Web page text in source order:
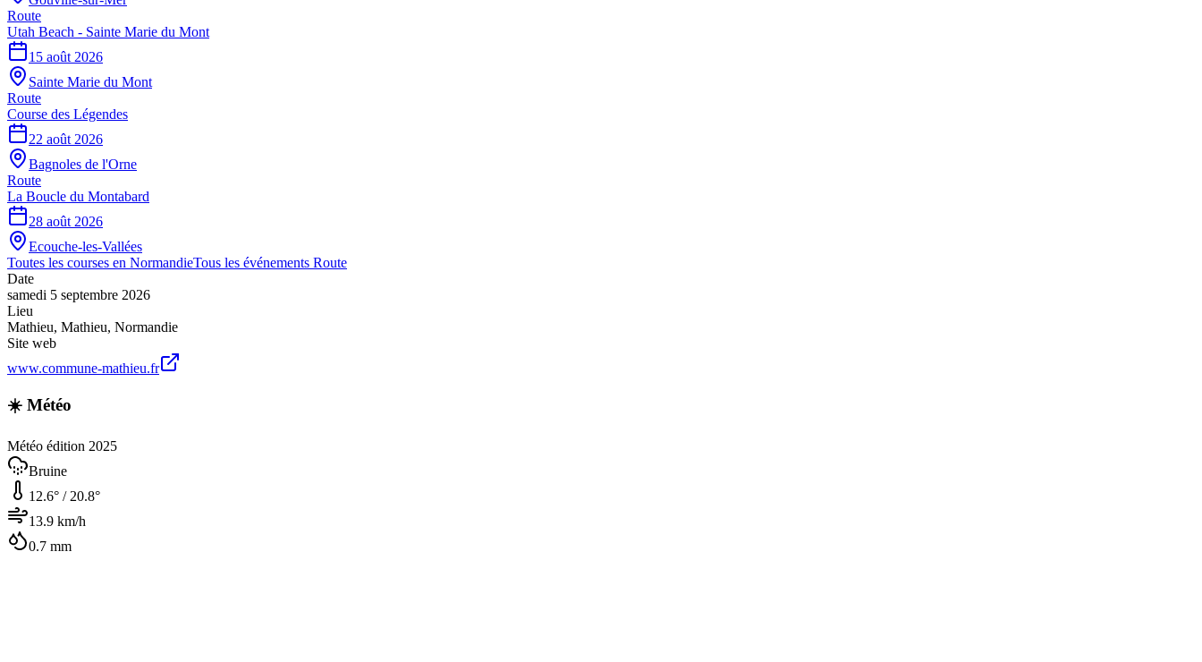
Route
Utah Beach - Sainte Marie du Mont
15 août 2026
Sainte Marie du Mont
Route
Course des Légendes
22 août 2026
Bagnoles de l'Orne
Route
La Boucle du Montabard
28 août 2026
Ecouche-les-Vallées
Toutes les courses en NormandieTous les événements Route
Date
samedi 5 septembre 2026
Lieu
Mathieu, Mathieu, Normandie
Site web
www.commune-mathieu.fr
☀️ Météo
Météo édition 2025
Bruine
12.6° / 20.8°
13.9 km/h
0.7 mm